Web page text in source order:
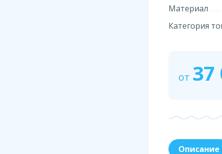
Материал
Категория
от 37
Описание